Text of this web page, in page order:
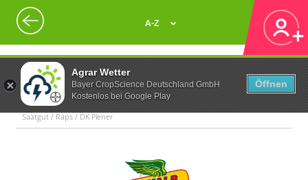
Agrar Wetter
Bayer CropScience Deutschland GmbH
Kostenlos bei Google Play
Öffnen
A-Z
Saatgut / Raps / DK Plener